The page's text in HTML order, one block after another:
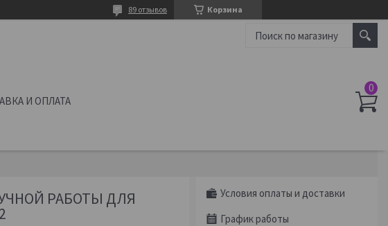
Корзина
89 отзывов
И ОПЛАТА
РАБОТЫ ДЛЯ
Условия оплаты и доставки
График работы